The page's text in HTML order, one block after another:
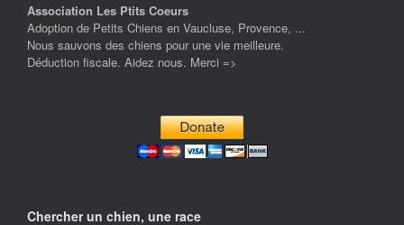
Association Les Ptits Coeurs
Adoption de Petits Chiens en Vaucluse, Provence, ...
Nous sauvons des chiens pour une vie meilleure.
Déduction fiscale. Aidez nous. Merci =>
Chercher un chien, une race